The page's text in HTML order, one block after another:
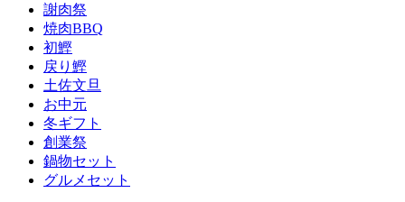
謝肉祭
焼肉BBQ
初鰹
戻り鰹
土佐文旦
お中元
冬ギフト
創業祭
鍋物セット
グルメセット